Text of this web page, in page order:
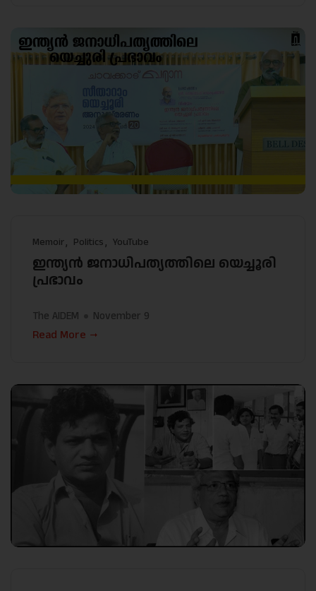
Memoir Politics YouTube
ഇന്ത്യൻ ജനാധിപത്യത്തിലെ യെച്ചൂരി
പ്രഭാവം
The AIDEM November 9
Read More